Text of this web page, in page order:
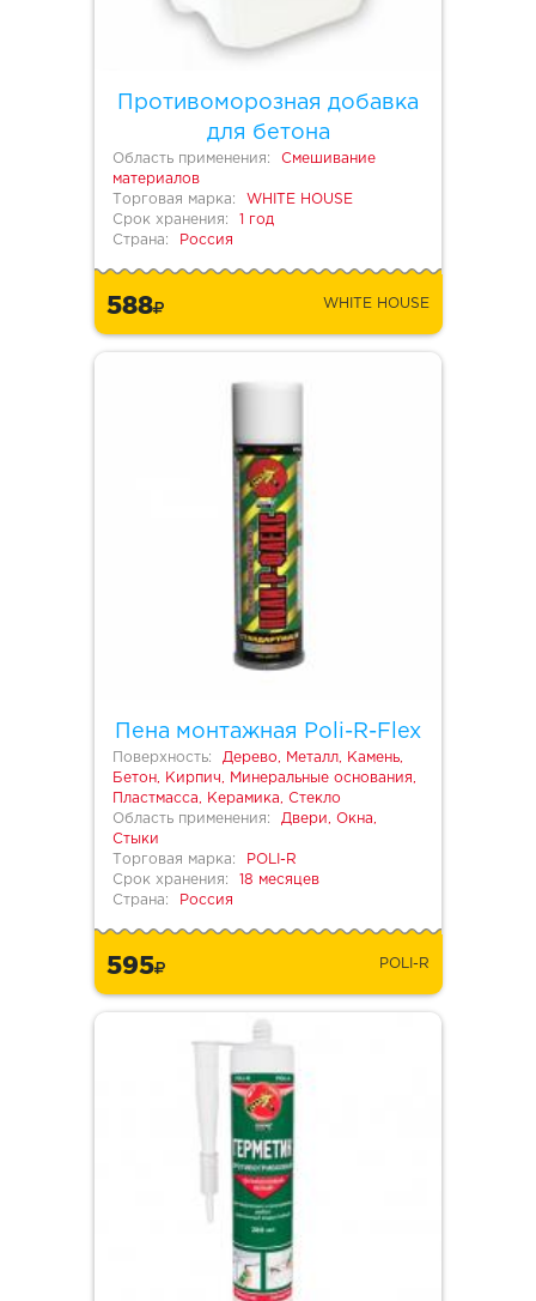
Противоморозная добавка
для бетона
Область применения:
Смешивание
материалов
Торговая марка:
WHITE HOUSE
Срок хранения:
1 год
Страна:
Россия
588 WHITE HOUSE
Пена монтажная Poli-R-Flex
Поверхность:
Дерево, Металл, Камень,
Бетон, Кирпич, Минеральные основания,
Пластмасса, Керамика, Стекло
Область применения:
Двери, Окна,
Стыки
Торговая марка:
POLI-R
Срок хранения:
18 месяцев
Страна:
Россия
595 POLI-R